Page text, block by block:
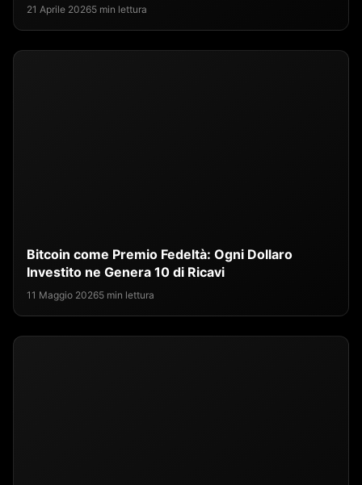
21 Aprile 20265 min lettura
Bitcoin come Premio Fedeltà: Ogni Dollaro
Investito ne Genera 10 di Ricavi
11 Maggio 20265 min lettura